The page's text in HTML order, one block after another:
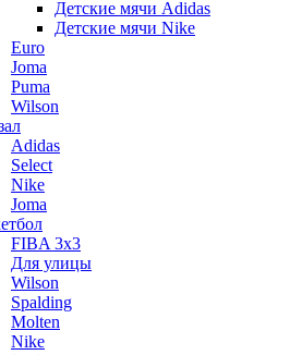
Детские мячи Adidas
Детские мячи Nike
Euro
Joma
Puma
Wilson
Adidas
Select
Nike
Joma
FIBA 3x3
Для улицы
Wilson
Spalding
Molten
Nike